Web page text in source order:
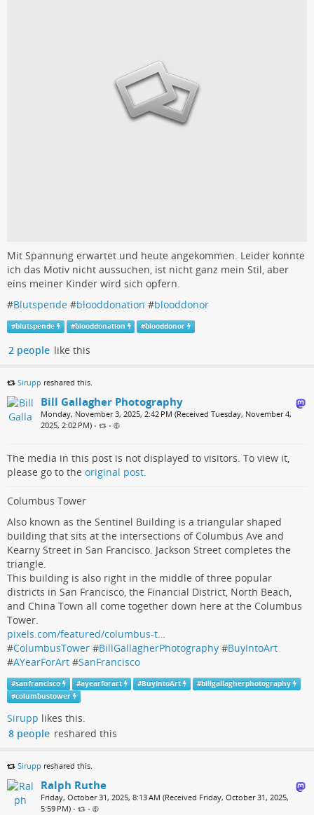
Mit Spannung erwartet und heute angekommen. Leider konnte
ich das Motiv nicht aussuchen, ist nicht ganz mein Stil, aber
eins meiner Kinder wird sich opfern.
#Blutspende #blooddonation #blooddonor
#blutspende #blooddonation #blooddonor
2 people like this
Sirupp reshared this.
Bill Gallagher Photography
Monday, November 3, 2025, 2:42 PM (Received Tuesday, November 4,
2025, 2:02 PM) • •
The media in this post is not displayed to visitors. To view it,
please go to the original post
Columbus Tower
Also known as the Sentinel Building is a triangular shaped
building that sits at the intersections of Columbus Ave and
Kearny Street in San Francisco. Jackson Street completes the
triangle.
This building is also right in the middle of three popular
districts in San Francisco, the Financial District, North Beach,
and China Town all come together down here at the Columbus
Tower.
pixels.com/featured/columbus-t…
#ColumbusTower #BillGallagherPhotography #BuyIntoArt
#AYearForArt #SanFrancisco
#sanfrancisco #ayearforart #BuyIntoArt #billgallagherphotography
#columbustower
Sirupp likes this.
8 people reshared this
Sirupp reshared this.
Ralph Ruthe
Friday, October 31, 2025, 8:13 AM (Received Friday, October 31, 2025,
5:59 PM) • •